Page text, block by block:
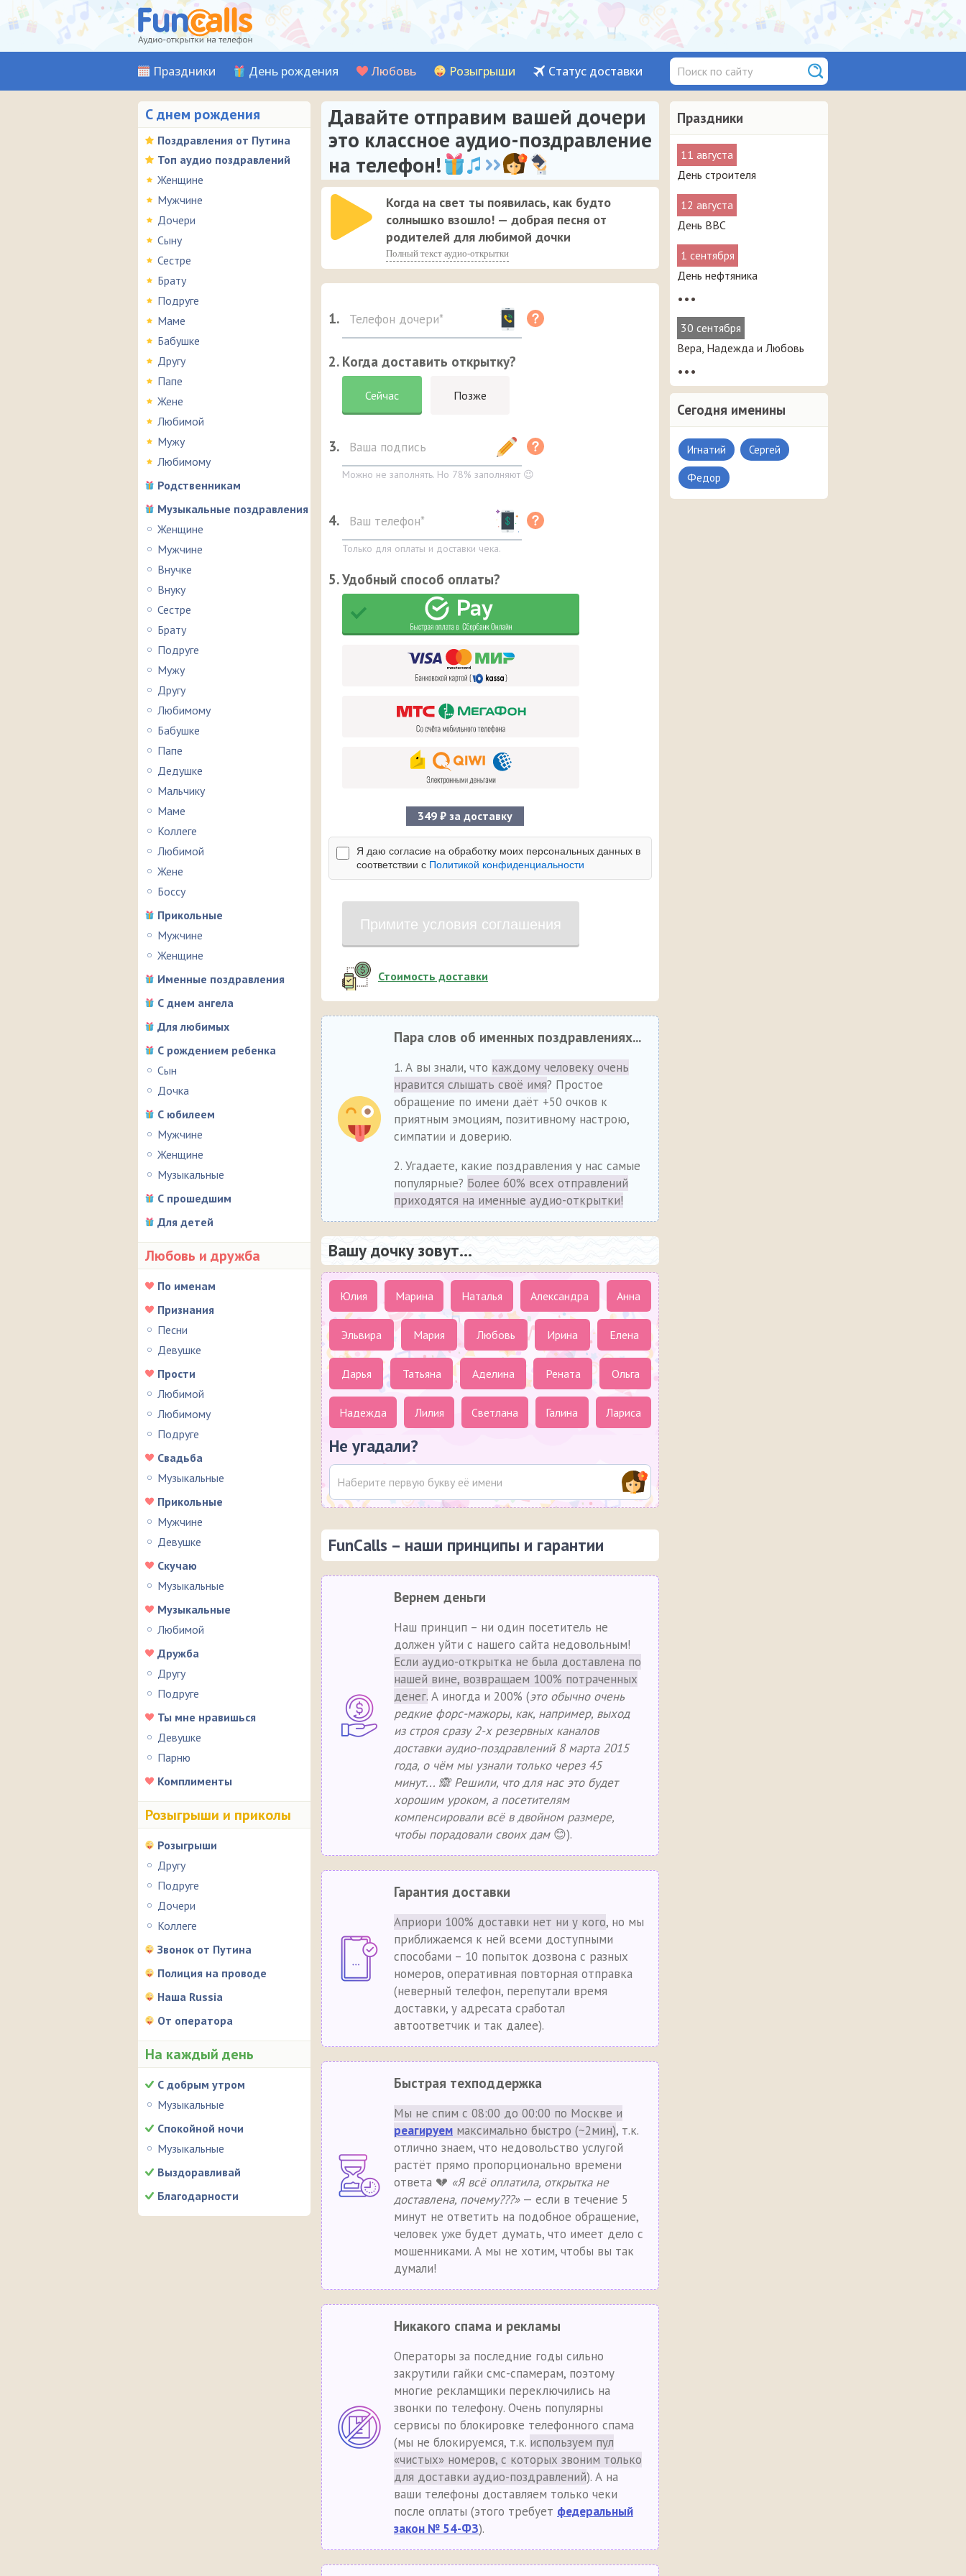
Праздники День рождения Любовь Розыгрыши Статус доставки
С днем рождения
Поздравления от Путина
Топ аудио поздравлений
Женщине
Мужчине
Дочери
Сыну
Сестре
Брату
Подруге
Маме
Бабушке
Другу
Папе
Жене
Любимой
Мужу
Любимому
Родственникам
Музыкальные поздравления
Женщине
Мужчине
Внучке
Внуку
Сестре
Брату
Подруге
Мужу
Другу
Любимому
Бабушке
Папе
Дедушке
Мальчику
Маме
Коллеге
Любимой
Жене
Боссу
Прикольные
Мужчине
Женщине
Именные поздравления
С днем ангела
Для любимых
С рождением ребенка
Сын
Дочка
С юбилеем
Мужчине
Женщине
Музыкальные
С прошедшим
Для детей
Любовь и дружба
По именам
Признания
Песни
Девушке
Прости
Любимой
Любимому
Подруге
Свадьба
Музыкальные
Прикольные
Мужчине
Девушке
Скучаю
Музыкальные
Музыкальные
Любимой
Дружба
Другу
Подруге
Ты мне нравишься
Девушке
Парню
Комплименты
Розыгрыши и приколы
Розыгрыши
Другу
Подруге
Дочери
Коллеге
Звонок от Путина
Полиция на проводе
Наша Russia
От оператора
На каждый день
С добрым утром
Музыкальные
Спокойной ночи
Музыкальные
Выздоравливай
Благодарности
Праздники
11 августа
День строителя
12 августа
День ВВС
1 сентября
День нефтяника
•••
30 сентября
Вера, Надежда и Любовь
•••
Сегодня именины
Игнатий Сергей
Федор
Давайте отправим вашей дочери
это классное аудио-поздравление
на телефон!
Когда на свет ты появилась, как будто
солнышко взошло! — добрая песня от
родителей для любимой дочки
Полный текст аудио-открытки
1.
2. Когда доставить открытку?
Сейчас Позже
3.
Можно не заполнять. Но 78% заполняют 😉
4.
Только для оплаты и доставки чека.
5. Удобный способ оплаты?
349 ₽ за доставку
Я даю согласие на обработку моих персональных данных в
соответствии с Политикой конфиденциальности
Примите условия соглашения
Стоимость доставки
Пара слов об именных поздравлениях...
1. А вы знали, что каждому человеку очень
нравится слышать своё имя? Простое
обращение по имени даёт +50 очков к
приятным эмоциям, позитивному настрою,
симпатии и доверию.
2. Угадаете, какие поздравления у нас самые
популярные? Более 60% всех отправлений
приходятся на именные аудио-открытки!
Вашу дочку зовут...
Юлия Марина Наталья Александра Анна
Эльвира Мария Любовь Ирина Елена
Дарья Татьяна Аделина Рената Ольга
Надежда Лилия Светлана Галина Лариса
Не угадали?
FunCalls – наши принципы и гарантии
Вернем деньги
Наш принцип – ни один посетитель не
должен уйти с нашего сайта недовольным!
Если аудио-открытка не была доставлена по
нашей вине, возвращаем 100% потраченных
денег. А иногда и 200% (это обычно очень
редкие форс-мажоры, как, например, выход
из строя сразу 2-х резервных каналов
доставки аудио-поздравлений 8 марта 2015
года, о чём мы узнали только через 45
минут... 🙈 Решили, что для нас это будет
хорошим уроком, а посетителям
компенсировали всё в двойном размере,
чтобы порадовали своих дам😊).
Гарантия доставки
Априори 100% доставки нет ни у кого, но мы
приближаемся к ней всеми доступными
способами – 10 попыток дозвона с разных
номеров, оперативная повторная отправка
(неверный телефон, перепутали время
доставки, у адресата сработал
автоответчик и так далее).
Быстрая техподдержка
Мы не спим с 08:00 до 00:00 по Москве и
реагируем максимально быстро (~2мин), т.к.
отлично знаем, что недовольство услугой
растёт прямо пропорционально времени
ответа 💔 «Я всё оплатила, открытка не
доставлена, почему???»— если в течение 5
минут не ответить на подобное обращение,
человек уже будет думать, что имеет дело с
мошенниками. А мы не хотим, чтобы вы так
думали!
Никакого спама и рекламы
Операторы за последние годы сильно
закрутили гайки смс-спамерам, поэтому
многие рекламщики переключились на
звонки по телефону. Очень популярны
сервисы по блокировке телефонного спама
(мы не блокируемся, т.к. используем пул
«чистых» номеров, с которых звоним только
для доставки аудио-поздравлений). А на
ваши телефоны доставляем только чеки
после оплаты (этого требует федеральный
закон № 54-ФЗ).